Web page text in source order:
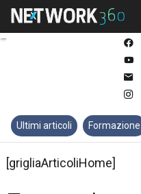
Ultimi articoli Formazione
[grigliaArticoliHome]